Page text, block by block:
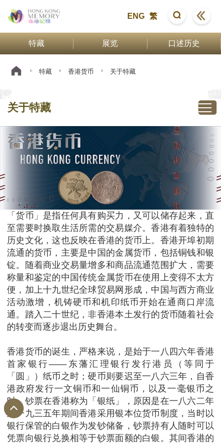
ENG 繁
特藏 展览 口述历史
特藏 香港货币 关于特藏
关于特藏
「货币」是指任何具有购买力，又可以储存起来，直
至需要时换取生活所需的交易媒介。香港有着独特的
历史文化，这也反映在香港的货币上。香港开埠初期
流通的货币，主要是中国的金属货币，包括铜钱和银
锭。随着商业交易量增多和商品流通范围扩大，需要
称量和鉴定的中国传统金属货币在使用上变得不太方
便，加上十九世纪全球贸易网形成，中国与西方商业
活动激增，机铸硬币和机印纸币开始在通商口岸流
通。踏入二十世纪，非香港本土发行的货币随着社会
的转变而逐步退出历史舞台。
香港货币的诞生，严格来说，是始于一八四六年香港
首家银行――东藩汇理银行发行港员（等同于
「圆」）纸币之时；硬币则要迟至一八六三年，自香
港政府发行一文铜币和一仙铜币，以及一毫银币之
时。钞票在香港称为「银纸」，原因是在一八六二年
至一九三五年期间香港采用银本位货币制度，当时以
银行保管的白银作为发钞储备，钞票持有人随时可以
凭票向银行兑换相等于钞票面额的白银。其间香港的